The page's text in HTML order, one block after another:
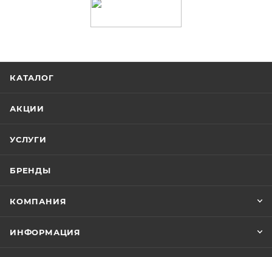
КАТАЛОГ
АКЦИИ
УСЛУГИ
БРЕНДЫ
КОМПАНИЯ
ИНФОРМАЦИЯ